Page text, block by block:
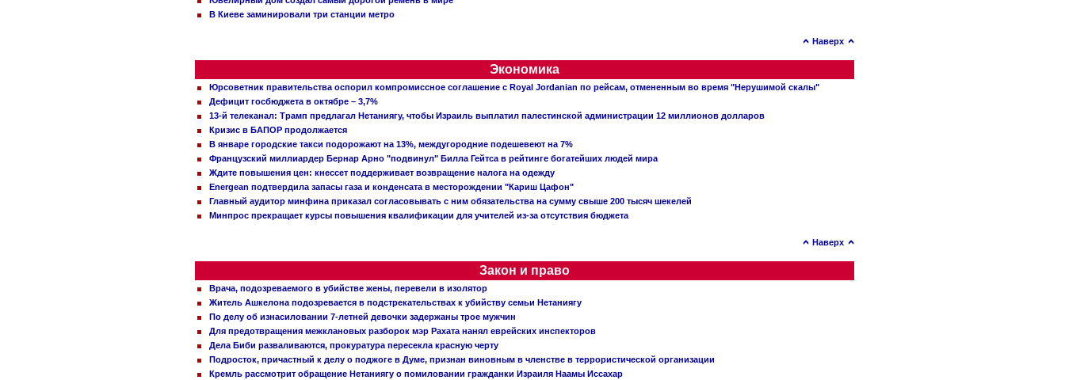
В Киеве заминировали три станции метро
Наверх
Экономика
Юрсоветник правительства оспорил компромиссное соглашение с Royal Jordanian по рейсам, отмененным во время "Нерушимой скалы"
Дефицит госбюджета в октябре – 3,7%
13-й телеканал: Трамп предлагал Нетаниягу, чтобы Израиль выплатил палестинской администрации 12 миллионов долларов
Кризис в БАПОР продолжается
В январе городские такси подорожают на 13%, междугородние подешевеют на 7%
Французский миллиардер Бернар Арно "подвинул" Билла Гейтса в рейтинге богатейших людей мира
Ждите повышения цен: кнессет поддерживает возвращение налога на одежду
Energean подтвердила запасы газа и конденсата в месторождении "Кариш Цафон"
Главный аудитор минфина приказал согласовывать с ним обязательства на сумму свыше 200 тысяч шекелей
Минпрос прекращает курсы повышения квалификации для учителей из-за отсутствия бюджета
Наверх
Закон и право
Врача, подозреваемого в убийстве жены, перевели в изолятор
Житель Ашкелона подозревается в подстрекательствах к убийству семьи Нетаниягу
По делу об изнасиловании 7-летней девочки задержаны трое мужчин
Для предотвращения межклановых разборок мэр Рахата нанял еврейских инспекторов
Дела Биби разваливаются, прокуратура пересекла красную черту
Подросток, причастный к делу о поджоге в Думе, признан виновным в членстве в террористической организации
Кремль рассмотрит обращение Нетаниягу о помиловании гражданки Израиля Наамы Иссахар